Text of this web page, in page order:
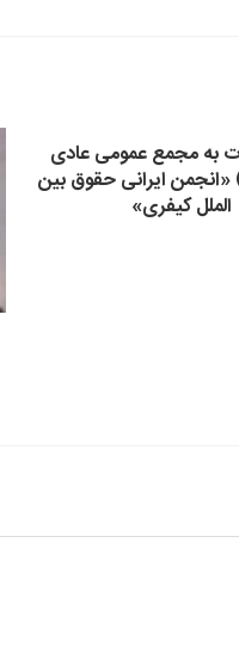
به مجمع عمومی عادی
ایرانی حقوق بین
الملل کیفری»